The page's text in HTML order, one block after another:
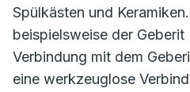
Spülkästen und
beispielsweise der
Verbindung mit dem
eine werkzeuglose